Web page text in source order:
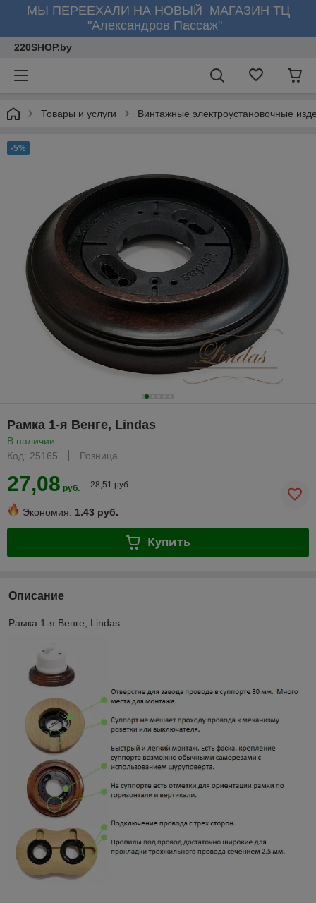
МЫ ПЕРЕЕХАЛИ НА НОВЫЙ МАГАЗИН ТЦ
"Александров Пассаж"
220SHOP.by
Товары и услуги Винтажные электроустановочные
-5%
Рамка 1-я Венге, Lindas
В наличии
Код: 25165
Розница
27,08 руб. 28,51 руб.
Экономия: 1.43 руб.
Купить
Описание
Рамка 1-я Венге, Lindas